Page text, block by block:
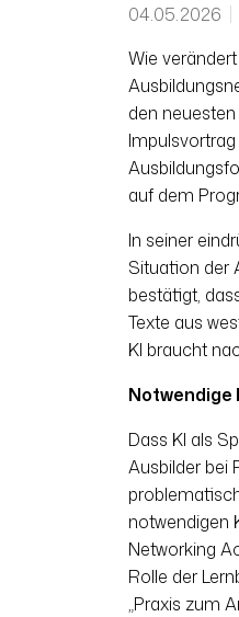
04.05.2026
Wie
den
auf dem
In seiner
Situation der
bestätigt,
Texte aus
KI braucht
Notwendige
Dass KI als
Ausbilder bei
notwendigen
Networking
Rolle der
„Praxis zum